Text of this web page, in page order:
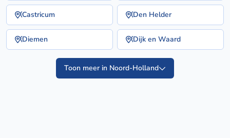
Castricum Den Helder
Diemen Dijk en Waard
Toon meer in Noord-Holland